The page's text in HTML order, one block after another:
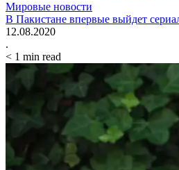
Мировые новости
В Пакистане впервые выйдет
12.08.2020
.
< 1 min read